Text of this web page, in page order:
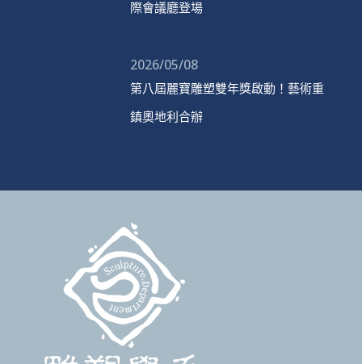
際會議廳登場
2026/05/08
第八屆麗寶雕塑雙年獎啟動！藝術重
鎮奧地利合辦